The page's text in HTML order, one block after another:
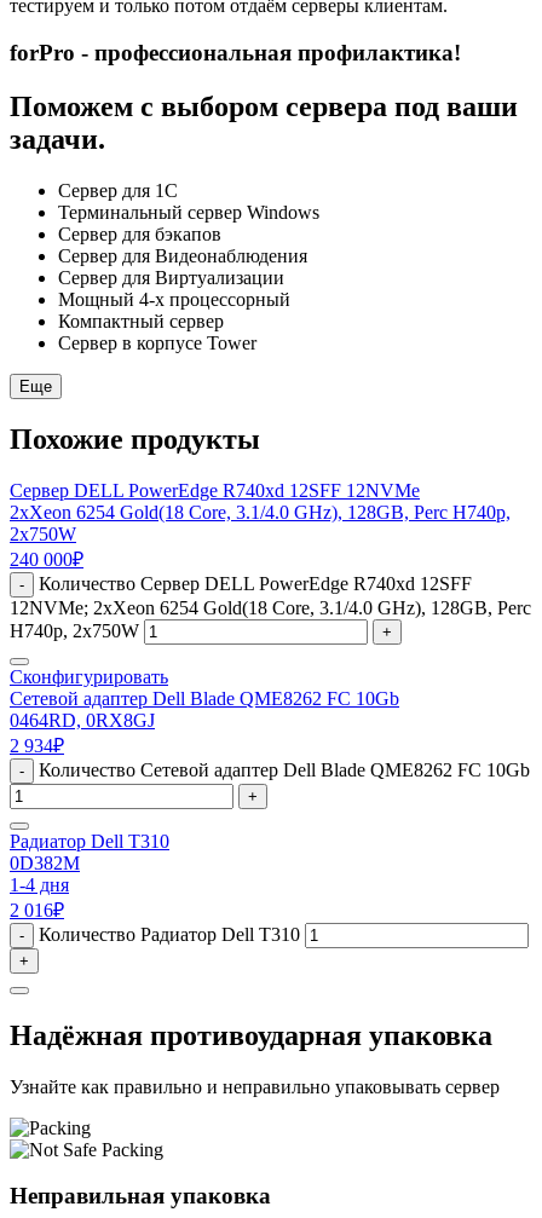
тестируем и только потом отдаём серверы клиентам.
forPro - профессиональная профилактика!
Поможем с выбором сервера под ваши
задачи.
Сервер для 1С
Терминальный сервер Windows
Сервер для бэкапов
Сервер для Видеонаблюдения
Сервер для Виртуализации
Мощный 4-х процессорный
Компактный сервер
Сервер в корпусе Tower
Еще
Похожие продукты
Сервер DELL PowerEdge R740xd 12SFF 12NVMe
2xXeon 6254 Gold(18 Core, 3.1/4.0 GHz), 128GB, Perc H740p,
2x750W
240 000₽
-
Количество Сервер DELL PowerEdge R740xd 12SFF
12NVMe; 2xXeon 6254 Gold(18 Core, 3.1/4.0 GHz), 128GB, Perc
H740p, 2x750W
+
Сконфигурировать
Сетевой адаптер Dell Blade QME8262 FC 10Gb
0464RD, 0RX8GJ
2 934₽
- Количество Сетевой адаптер Dell Blade QME8262 FC 10Gb
+
Радиатор Dell T310
0D382M
1-4 дня
2 016₽
- Количество Радиатор Dell T310
+
Надёжная противоударная упаковка
Узнайте как правильно и неправильно упаковывать сервер
Неправильная упаковка